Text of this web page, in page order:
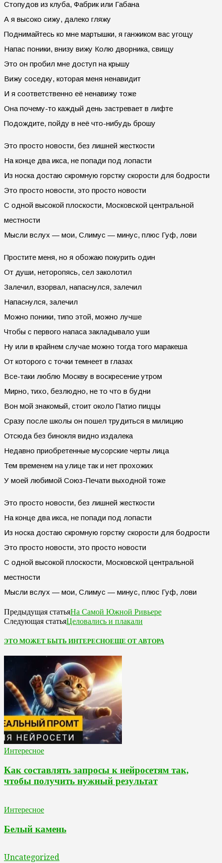
Стопудов из клуба, Фабрик или Габана
А я высоко сижу, далеко гляжу
Поднимайтесь ко мне мартышки, я ганжиком вас угощу
Напас поники, внизу вижу Колю дворника, свищу
Это он пробил мне доступ на крышу
Вижу соседку, которая меня ненавидит
И я соответственно её ненавижу тоже
Она почему-то каждый день застревает в лифте
Подождите, пойду в неё что-нибудь брошу
Это просто новости, без лишней жесткости
На конце два икса, не попади под лопасти
Из носка достаю скромную горстку скорости для бодрости
Это просто новости, это просто новости
С одной высокой плоскости, Московской центральной
местности
Мысли вслух — мои, Слимус — минус, плюс Гуф, лови
Простите меня, но я обожаю покурить один
От души, неторопясь, сел заколотил
Залечил, взорвал, напаснулся, залечил
Напаснулся, залечил
Можно поники, типо этой, можно лучше
Чтобы с первого напаса закладывало уши
Ну или в крайнем случае можно тогда того маракеша
От которого с точки темнеет в глазах
Все-таки люблю Москву в воскресение утром
Мирно, тихо, безлюдно, не то что в будни
Вон мой знакомый, стоит около Патио пиццы
Сразу после школы он пошел трудиться в милицию
Отсюда без бинокля видно издалека
Недавно приобретенные мусорские черты лица
Тем временем на улице так и нет прохожих
У моей любимой Союз-Печати выходной тоже
Это просто новости, без лишней жесткости
На конце два икса, не попади под лопасти
Из носка достаю скромную горстку скорости для бодрости
Это просто новости, это просто новости
С одной высокой плоскости, Московской центральной
местности
Мысли вслух — мои, Слимус — минус, плюс Гуф, лови
Предыдущая статьяНа Самой Южной Ривьере
Следующая статьяЦеловались и плакали
ЭТО МОЖЕТ БЫТЬ ИНТЕРЕСНОЕЩЕ ОТ АВТОРА
Интересное
Как составлять запросы к нейросетям так,
чтобы получить нужный результат
Интересное
Белый камень
Uncategorized